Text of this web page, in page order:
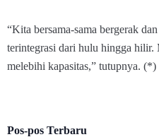
“Kita bersama-sama bergerak
terintegrasi dari hulu hingga hilir.
melebihi kapasitas,” tutupnya. (*)
Pos-pos Terbaru